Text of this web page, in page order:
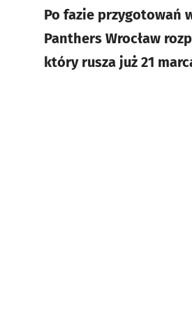
Po fazie przygotowań
Panthers Wrocław
który rusza już 21